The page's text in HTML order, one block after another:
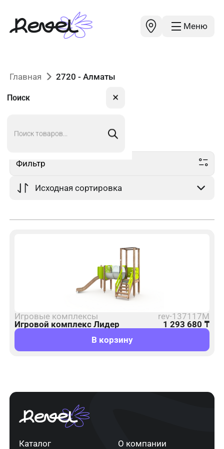
Меню
Поиск ✕
Главная 2720 - Алматы
2720в Алматы
Фильтр
Игровые комплексы
rev-137117M
Игровой комплекс Лидер
1 293 680 ₸
В корзину
Каталог О компании